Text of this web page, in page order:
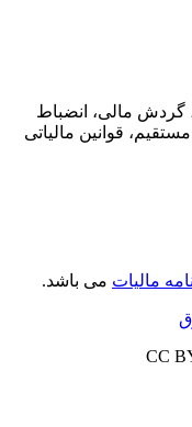
مالی، انضباط
قوانين مالياتی
مالیاتمی باشد.